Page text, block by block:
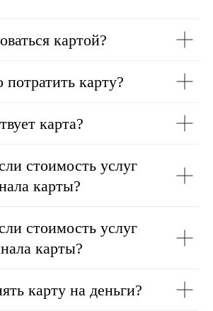
картой?
карту?
карта?
стоимость услуг
карты?
стоимость услуг
карты?
карту на деньги?